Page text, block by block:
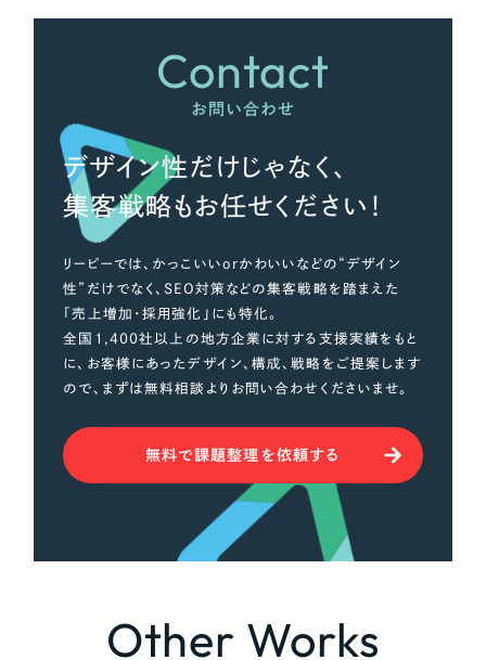
Contact
お問い合わせ
デザイン性だけじゃなく、
集客戦略もお任せください！
リーピーでは、かっこいいorかわいいなどの“デザイン
性”だけでなく、SEO対策などの集客戦略を踏まえた
「売上増加・採用強化」にも特化。
全国1,400社以上の地方企業に対する支援実績をもと
に、お客様にあったデザイン、構成、戦略をご提案します
ので、まずは無料相談よりお問い合わせくださいませ。
無料で課題整理を依頼する
Other Works